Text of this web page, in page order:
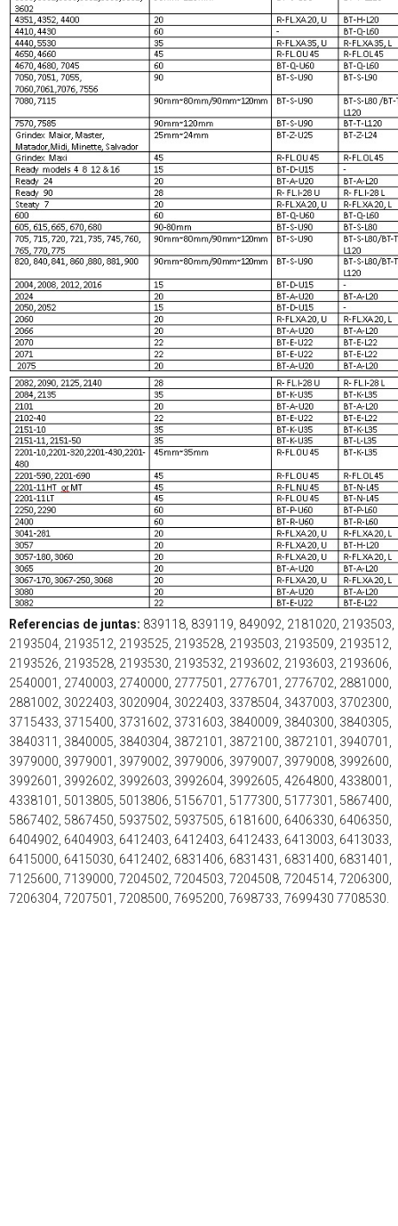
Referencias de juntas: 839118, 839119, 849092, 2181020, 2193503,
2193504, 2193512, 2193525, 2193528, 2193503, 2193509, 2193512,
2193526, 2193528, 2193530, 2193532, 2193602, 2193603, 2193606,
2540001, 2740003, 2740000, 2777501, 2776701, 2776702, 2881000,
2881002, 3022403, 3020904, 3022403, 3378504, 3437003, 3702300,
3715433, 3715400, 3731602, 3731603, 3840009, 3840300, 3840305,
3840311, 3840005, 3840304, 3872101, 3872100, 3872101, 3940701,
3979000, 3979001, 3979002, 3979006, 3979007, 3979008, 3992600,
3992601, 3992602, 3992603, 3992604, 3992605, 4264800, 4338001,
4338101, 5013805, 5013806, 5156701, 5177300, 5177301, 5867400,
5867402, 5867450, 5937502, 5937505, 6181600, 6406330, 6406350,
6404902, 6404903, 6412403, 6412403, 6412433, 6413003, 6413033,
6415000, 6415030, 6412402, 6831406, 6831431, 6831400, 6831401,
7125600, 7139000, 7204502, 7204503, 7204508, 7204514, 7206300,
7206304, 7207501, 7208500, 7695200, 7698733, 7699430 7708530.